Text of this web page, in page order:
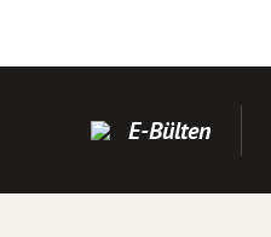
E-Bülten